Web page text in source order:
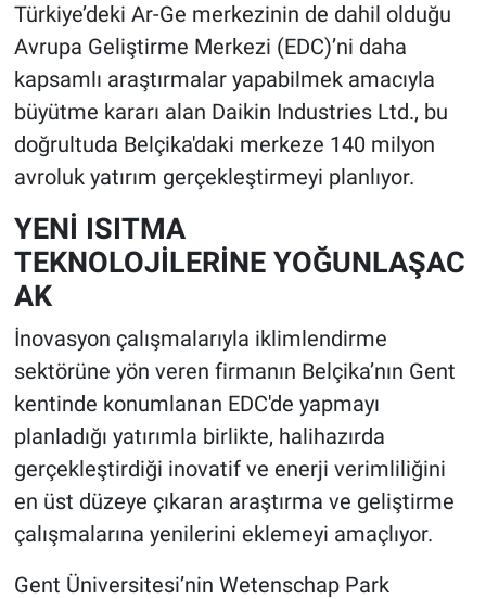
Türkiye’deki Ar-Ge merkezinin de dahil olduğu
Avrupa Geliştirme Merkezi (EDC)’ni daha
kapsamlı araştırmalar yapabilmek amacıyla
büyütme kararı alan Daikin Industries Ltd., bu
doğrultuda Belçika'daki merkeze 140 milyon
avroluk yatırım gerçekleştirmeyi planlıyor.
YENİ ISITMA
TEKNOLOJİLERİNE YOĞUNLAŞAC
AK
İnovasyon çalışmalarıyla iklimlendirme
sektörüne yön veren firmanın Belçika’nın Gent
kentinde konumlanan EDC'de yapmayı
planladığı yatırımla birlikte, halihazırda
gerçekleştirdiği inovatif ve enerji verimliliğini
en üst düzeye çıkaran araştırma ve geliştirme
çalışmalarına yenilerini eklemeyi amaçlıyor.
Gent Üniversitesi’nin Wetenschap Park